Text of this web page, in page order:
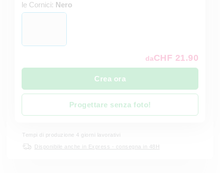
le Cornici: Nero
daCHF 21.90
Crea ora
Progettare senza foto!
Tempi di produzione 4 giorni lavorativi
Disponibile anche in Express - consegna in 48H